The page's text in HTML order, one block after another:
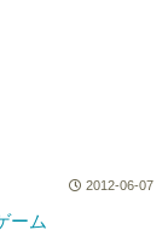
2012-06-07
ーム